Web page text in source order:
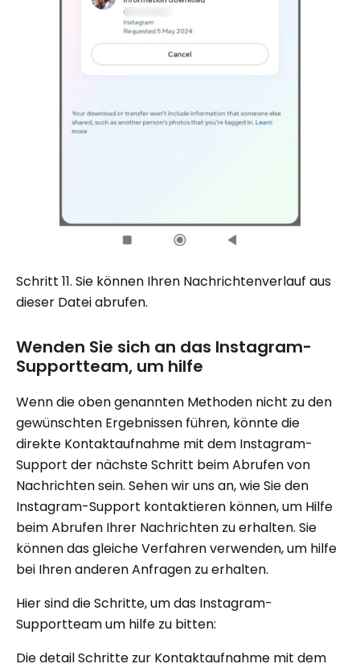
Schritt 11. Sie können Ihren Nachrichtenverlauf aus
dieser Datei abrufen.
Wenden Sie sich an das Instagram-
Supportteam, um hilfe
Wenn die oben genannten Methoden nicht zu den
gewünschten Ergebnissen führen, könnte die
direkte Kontaktaufnahme mit dem Instagram-
Support der nächste Schritt beim Abrufen von
Nachrichten sein. Sehen wir uns an, wie Sie den
Instagram-Support kontaktieren können, um Hilfe
beim Abrufen Ihrer Nachrichten zu erhalten. Sie
können das gleiche Verfahren verwenden, um hilfe
bei Ihren anderen Anfragen zu erhalten.
Hier sind die Schritte, um das Instagram-
Supportteam um hilfe zu bitten:
Die detail Schritte zur Kontaktaufnahme mit dem